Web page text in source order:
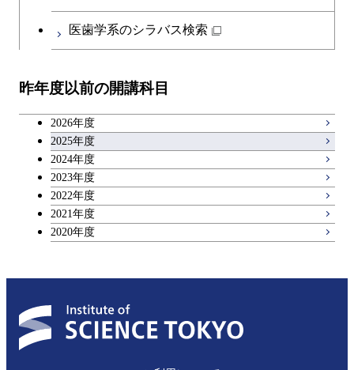
医歯学系のシラバス検索
昨年度以前の開講科目
2026年度
2025年度
2024年度
2023年度
2022年度
2021年度
2020年度